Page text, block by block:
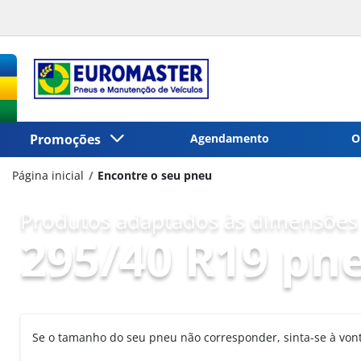
Promoções Agendamento
Página inicial Encontre o seu pneu
Produtos adaptados às dimensões
295/40 R19
Se o tamanho do seu pneu não corresponder, sinta-se à